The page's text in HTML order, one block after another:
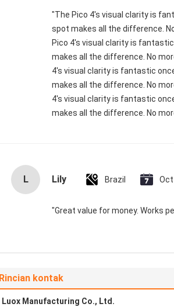
"The Pico 4's visual clarity is
spot makes all the difference.
Pico 4's visual clarity is
makes all the difference. No
4's visual clarity is fantastic
makes all the difference. No
4's visual clarity is fantastic
makes all the difference. No
L Lily Brazil Oct
"Great value for money. Works
Rincian kontak
Luox Manufacturing Co., Ltd.